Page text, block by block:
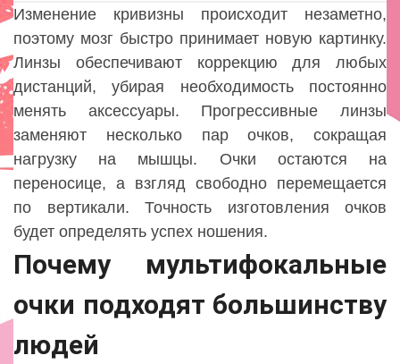
Изменение кривизны происходит незаметно,
поэтому мозг быстро принимает новую картинку.
Линзы обеспечивают коррекцию для любых
дистанций, убирая необходимость постоянно
менять аксессуары. Прогрессивные линзы
заменяют несколько пар очков, сокращая
нагрузку на мышцы. Очки остаются на
переносице, а взгляд свободно перемещается
по вертикали. Точность изготовления очков
будет определять успех ношения.
Почему мультифокальные
очки подходят большинству
людей